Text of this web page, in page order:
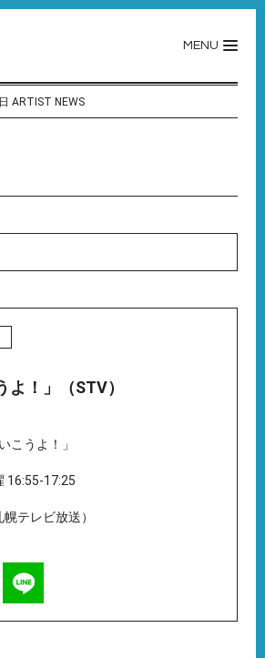
MENU
ARTIST NEWS
よ！」（STV）
こうよ！」
16:55-17:25
テレビ放送）